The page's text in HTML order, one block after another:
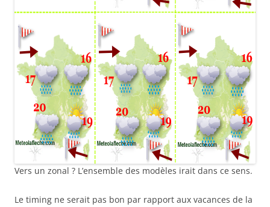
Vers un zonal ? L’ensemble des modèles irait dans ce sens.
Le timing ne serait pas bon par rapport aux vacances de la